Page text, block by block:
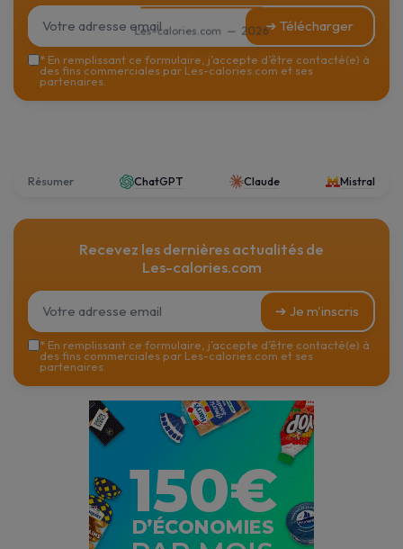
Les-calories.com — 2026➔ Télécharger
* En remplissant ce formulaire, j’accepte d’être contacté(e) à
des fins commerciales par Les-calories.com et ses
partenaires.
Résumer ChatGPT Claude Mistral
Recevez les dernières actualités de
Les-calories.com
➔ Je m'inscris
* En remplissant ce formulaire, j’accepte d’être contacté(e) à
des fins commerciales par Les-calories.com et ses
partenaires.